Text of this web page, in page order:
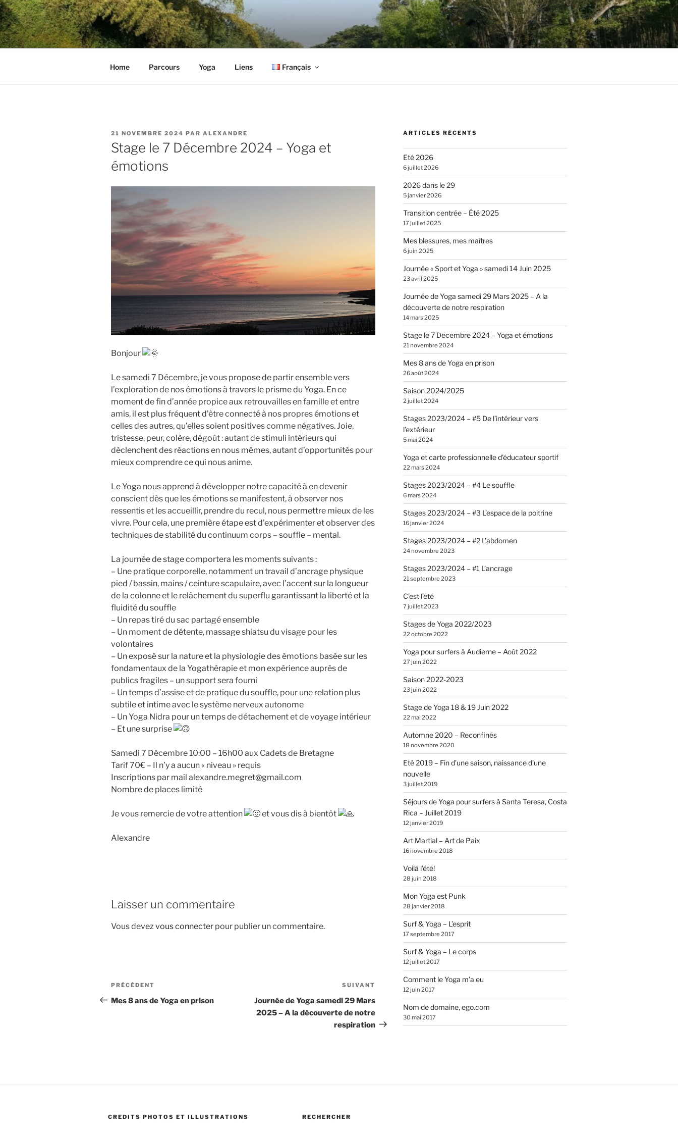
Aller
au
contenu
principal
YOGA AVEC ALEXANDRE
Home Parcours Yoga Liens Français
PUBLIÉ
LE
21 NOVEMBRE 2024 PAR ALEXANDRE
Stage le 7 Décembre 2024 – Yoga et
émotions
Bonjour
Le samedi 7 Décembre, je vous propose de partir ensemble vers
l’exploration de nos émotions à travers le prisme du Yoga. En ce
moment de fin d’année propice aux retrouvailles en famille et entre
amis, il est plus fréquent d’être connecté à nos propres émotions et
celles des autres, qu’elles soient positives comme négatives. Joie,
tristesse, peur, colère, dégoût : autant de stimuli intérieurs qui
déclenchent des réactions en nous mêmes, autant d’opportunités pour
mieux comprendre ce qui nous anime.
Le Yoga nous apprend à développer notre capacité à en devenir
conscient dès que les émotions se manifestent, à observer nos
ressentis et les accueillir, prendre du recul, nous permettre mieux de les
vivre. Pour cela, une première étape est d’expérimenter et observer des
techniques de stabilité du continuum corps – souffle – mental.
La journée de stage comportera les moments suivants :
– Une pratique corporelle, notamment un travail d’ancrage physique
pied / bassin, mains / ceinture scapulaire, avec l’accent sur la longueur
de la colonne et le relâchement du superflu garantissant la liberté et la
fluidité du souffle
– Un repas tiré du sac partagé ensemble
– Un moment de détente, massage shiatsu du visage pour les
volontaires
– Un exposé sur la nature et la physiologie des émotions basée sur les
fondamentaux de la Yogathérapie et mon expérience auprès de
publics fragiles – un support sera fourni
– Un temps d’assise et de pratique du souffle, pour une relation plus
subtile et intime avec le système nerveux autonome
– Un Yoga Nidra pour un temps de détachement et de voyage intérieur
– Et une surprise
Samedi 7 Décembre 10:00 – 16h00 aux Cadets de Bretagne
Tarif 70€ – Il n’y a aucun « niveau » requis
Inscriptions par mail alexandre.megret@gmail.com
Nombre de places limité
Je vous remercie de votre attention et vous dis à bientôt
Alexandre
Laisser un commentaire
Vous devez vous connecter pour publier un commentaire.
Navigation
de
Article
précédent
PRÉCÉDENT
Mes 8 ans de Yoga en prison
suivant
SUIVANT
Journée de Yoga samedi 29 Mars
2025 – A la découverte de notre
respiration
ARTICLES RÉCENTS
Eté 2026
6 juillet 2026
2026 dans le 29
5 janvier 2026
Transition centrée – Été 2025
17 juillet 2025
Mes blessures, mes maîtres
6 juin 2025
Journée « Sport et Yoga » samedi 14 Juin 2025
23 avril 2025
Journée de Yoga samedi 29 Mars 2025 – A la
découverte de notre respiration
14 mars 2025
Stage le 7 Décembre 2024 – Yoga et émotions
21 novembre 2024
Mes 8 ans de Yoga en prison
26 août 2024
Saison 2024/2025
2 juillet 2024
Stages 2023/2024 – #5 De l’intérieur vers
l’extérieur
5 mai 2024
Yoga et carte professionnelle d’éducateur sportif
22 mars 2024
Stages 2023/2024 – #4 Le souffle
6 mars 2024
Stages 2023/2024 – #3 L’espace de la poitrine
16 janvier 2024
Stages 2023/2024 – #2 L’abdomen
24 novembre 2023
Stages 2023/2024 – #1 L’ancrage
21 septembre 2023
C’est l’été
7 juillet 2023
Stages de Yoga 2022/2023
22 octobre 2022
Yoga pour surfers à Audierne – Août 2022
27 juin 2022
Saison 2022-2023
23 juin 2022
Stage de Yoga 18 & 19 Juin 2022
22 mai 2022
Automne 2020 – Reconfinés
18 novembre 2020
Eté 2019 – Fin d’une saison, naissance d’une
nouvelle
3 juillet 2019
Séjours de Yoga pour surfers à Santa Teresa, Costa
Rica – Juillet 2019
12 janvier 2019
Art Martial – Art de Paix
16 novembre 2018
Voilà l’été!
28 juin 2018
Mon Yoga est Punk
28 janvier 2018
Surf & Yoga – L’esprit
17 septembre 2017
Surf & Yoga – Le corps
12 juillet 2017
Comment le Yoga m’a eu
12 juin 2017
Nom de domaine, ego.com
30 mai 2017
CREDITS PHOTOS ET ILLUSTRATIONS RECHERCHER